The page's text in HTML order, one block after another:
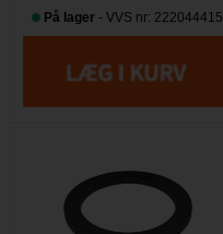
På lager - VVS nr: 222044415